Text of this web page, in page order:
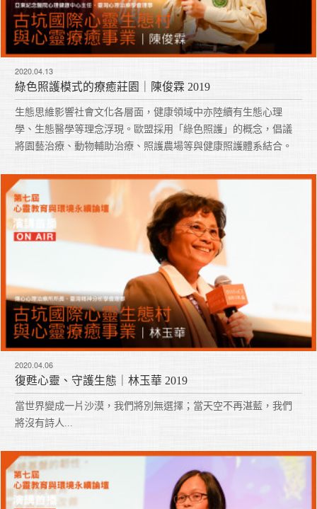
2020.04.13
綠色照護模式的療癒莊園｜陳俊霖 2019
生態思維影響社會文化各層面，健康領域中亦陸續有生態心理
學、生態醫學等理念浮現。歐盟採用「綠色照護」的概念，倡議
將園藝治療、動物輔助治療、照護農場等與健康照護體系結合。
2020.04.06
復甦心靈、守護生態｜林玉華 2019
當世界變成一片沙漠，我們將別無選擇；當天空不再湛藍，我們
將沒有詩人...